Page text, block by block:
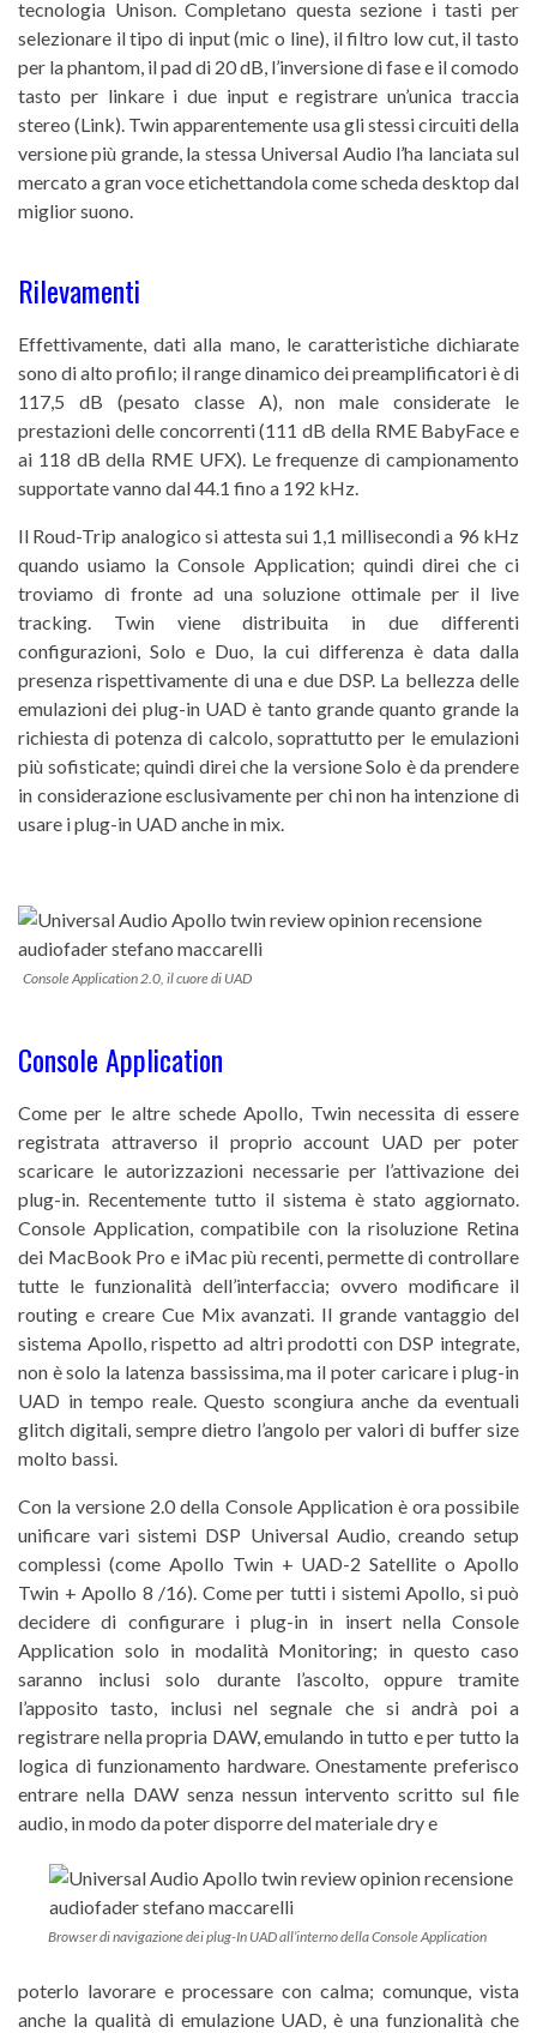
tecnologia Unison. Completano questa sezione i tasti per
selezionare il tipo di input (mic o line), il filtro low cut, il tasto
per la phantom, il pad di 20 dB, l’inversione di fase e il comodo
tasto per linkare i due input e registrare un’unica traccia
stereo (Link). Twin apparentemente usa gli stessi circuiti della
versione più grande, la stessa Universal Audio l’ha lanciata sul
mercato a gran voce etichettandola come scheda desktop dal
miglior suono.
Rilevamenti
Effettivamente, dati alla mano, le caratteristiche dichiarate
sono di alto profilo; il range dinamico dei preamplificatori è di
117,5 dB (pesato classe A), non male considerate le
prestazioni delle concorrenti (111 dB della RME BabyFace e
ai 118 dB della RME UFX). Le frequenze di campionamento
supportate vanno dal 44.1 fino a 192 kHz.
Il Roud-Trip analogico si attesta sui 1,1 millisecondi a 96 kHz
quando usiamo la Console Application; quindi direi che ci
troviamo di fronte ad una soluzione ottimale per il live
tracking. Twin viene distribuita in due differenti
configurazioni, Solo e Duo, la cui differenza è data dalla
presenza rispettivamente di una e due DSP. La bellezza delle
emulazioni dei plug-in UAD è tanto grande quanto grande la
richiesta di potenza di calcolo, soprattutto per le emulazioni
più sofisticate; quindi direi che la versione Solo è da prendere
in considerazione esclusivamente per chi non ha intenzione di
usare i plug-in UAD anche in mix.
Console Application 2.0, il cuore di UAD
Console Application
Come per le altre schede Apollo, Twin necessita di essere
registrata attraverso il proprio account UAD per poter
scaricare le autorizzazioni necessarie per l’attivazione dei
plug-in. Recentemente tutto il sistema è stato aggiornato.
Console Application, compatibile con la risoluzione Retina
dei MacBook Pro e iMac più recenti, permette di controllare
tutte le funzionalità dell’interfaccia; ovvero modificare il
routing e creare Cue Mix avanzati. Il grande vantaggio del
sistema Apollo, rispetto ad altri prodotti con DSP integrate,
non è solo la latenza bassissima, ma il poter caricare i plug-in
UAD in tempo reale. Questo scongiura anche da eventuali
glitch digitali, sempre dietro l’angolo per valori di buffer size
molto bassi.
Con la versione 2.0 della Console Application è ora possibile
unificare vari sistemi DSP Universal Audio, creando setup
complessi (come Apollo Twin + UAD-2 Satellite o Apollo
Twin + Apollo 8 /16). Come per tutti i sistemi Apollo, si può
decidere di configurare i plug-in in insert nella Console
Application solo in modalità Monitoring; in questo caso
saranno inclusi solo durante l’ascolto, oppure tramite
l’apposito tasto, inclusi nel segnale che si andrà poi a
registrare nella propria DAW, emulando in tutto e per tutto la
logica di funzionamento hardware. Onestamente preferisco
entrare nella DAW senza nessun intervento scritto sul file
audio, in modo da poter disporre del materiale dry e
Browser di navigazione dei plug-In UAD all’interno della Console Application
poterlo lavorare e processare con calma; comunque, vista
anche la qualità di emulazione UAD, è una funzionalità che